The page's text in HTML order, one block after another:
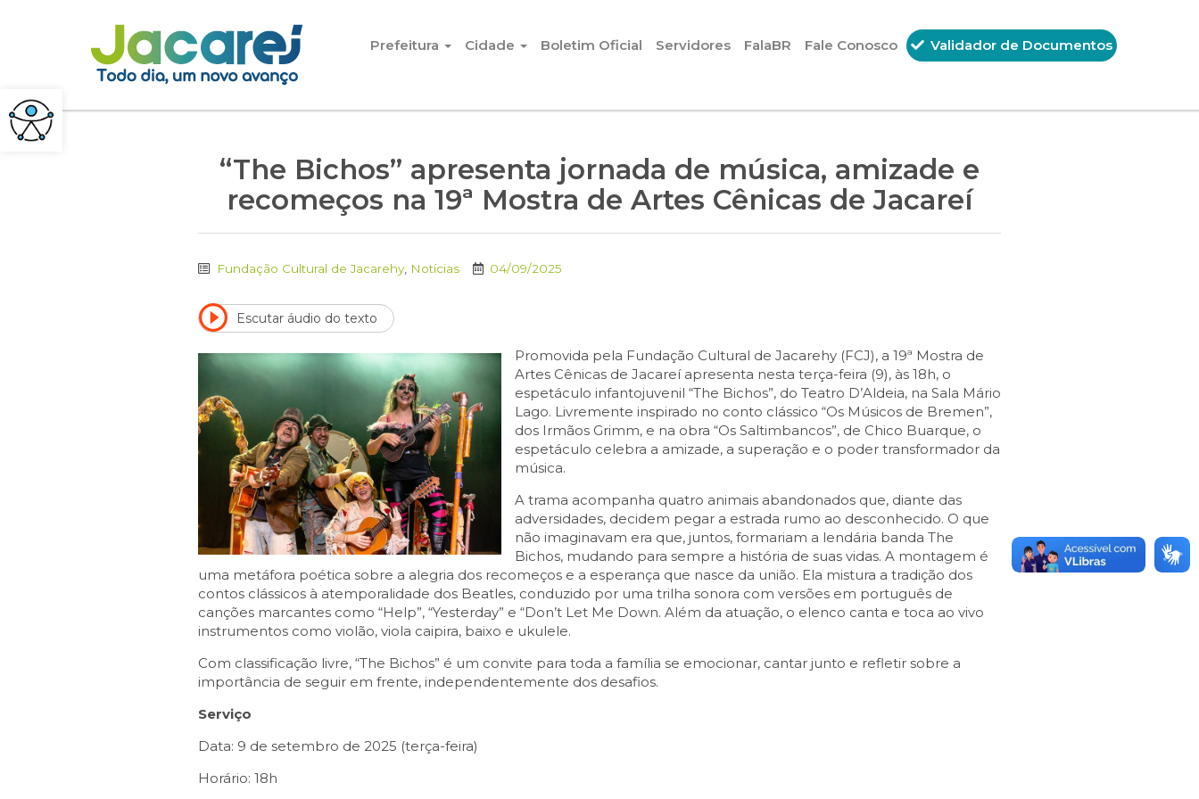
Pular para o conteúdo
Prefeitura
Cidade Boletim Oficial Servidores FalaBR Fale Conosco Validador de Documentos
“The Bichos” apresenta jornada de música, amizade e
recomeços na 19ª Mostra de Artes Cênicas de Jacareí
Fundação Cultural de Jacarehy Notícias 04/09/2025
Escutar áudio do texto
Promovida pela Fundação Cultural de Jacarehy (FCJ), a 19ª Mostra de
Artes Cênicas de Jacareí apresenta nesta terça-feira (9), às 18h, o
espetáculo infantojuvenil “The Bichos”, do Teatro D’Aldeia, na Sala Mário
Lago. Livremente inspirado no conto clássico “Os Músicos de Bremen”,
dos Irmãos Grimm, e na obra “Os Saltimbancos”, de Chico Buarque, o
espetáculo celebra a amizade, a superação e o poder transformador da
música.
A trama acompanha quatro animais abandonados que, diante das
adversidades, decidem pegar a estrada rumo ao desconhecido. O que
não imaginavam era que, juntos, formariam a lendária banda The
Bichos, mudando para sempre a história de suas vidas. A montagem é
uma metáfora poética sobre a alegria dos recomeços e a esperança que nasce da união. Ela mistura a tradição dos
contos clássicos à atemporalidade dos Beatles, conduzido por uma trilha sonora com versões em português de
canções marcantes como “Help”, “Yesterday” e “Don’t Let Me Down. Além da atuação, o elenco canta e toca ao vivo
instrumentos como violão, viola caipira, baixo e ukulele.
Com classificação livre, “The Bichos” é um convite para toda a família se emocionar, cantar junto e refletir sobre a
importância de seguir em frente, independentemente dos desafios.
Serviço
Data: 9 de setembro de 2025 (terça-feira)
Horário: 18h